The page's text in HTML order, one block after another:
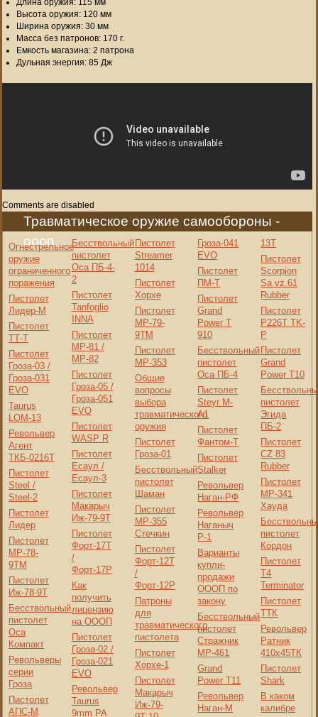
Длина оружия: 115 мм
Высота оружия: 120 мм
Ширина оружия: 30 мм
Масса без патронов: 170 г.
Емкость магазина: 2 патрона
Дульная энергия: 85 Дж
Comments are disabled
Травматическое оружие самообороны -
оооп
Огнестрельное
оружие
ограниченного
поражения
Пистолет
Лидер-М
Пистолет
ТТ-Т
Пистолет
Гроза-03 /
Гроза-031
EVO
Taurus
LOM-13
Револьвер
Агент
ТКБ-0216Т
Пистолет
Steel /
Steel-2
Пистолет
Лидер
Пистолет
МР-78-
9ТМ
Пистолет
Иж-78-9Т
Бесствольный
пистолет
Оса
Компакт
Револьверы
серии
Гроза
Пистолет
АПС-М
Бесствольный
пистолет
Оса ПБ-4-
2
Пистолет
Tanfoglio
INNA
Пистолет
МР-81 /
МР-82
Пистолет
Гроза-05 /
Гроза-051
EVO
Пистолет
WASP R
Пистолет
Есаул /
Есаул-3
Пистолет
Макарыч
Иж-79-9Т
Пистолет
Форт-17T
/
Форт-17P
Как
получить
лицензию
на ОООП
Пистолет
Гроза-02 /
Гроза-021
EVO
Револьвер
Taurus
9mm PA
Пистолет
Streamer
1014
Пистолет
Хорхе
Пистолет
МР-79-
9ТМ
Пистолет
МР-353
Общие
вопросы
выбора
травматического
оружия
Пистолет
Гроза-01
Бесствольный
пистолет
Шаман
Пистолет
МР-355
Стечкин
Пистолет
Форт-12T
/
Форт-12P
Патроны
для
травматического
пистолета
Пистолет
Хорхе-1
Пистолет
Макарыч
Иж-79-
Гроза-041
EVO
Пистолет
ПМ-Т
Пистолет
Grand
Power T
910
Бесствольный
пистолет
Оса ПБ-4
Пистолет
Steyr M-
A1
Пистолет
Фантом-Т
Пистолет
Stalker
Револьвер
Наган-РФ
Револьвер
Наганыч
Р-1
Варианты
купли-
продажи
ОООП по
закону
Бесствольный
пистолет
Стражник
МР-461
Grand
Power T11
Револьвер
Наган-М
13Т
Пистолет
Scorpion
Sa vz.61
Rubber
Пистолет
P226T TK-
P
Пистолет
Grand
Power T10
пистолет
Эгида
ПБ-2
Пистолет
CZ 83
Rubber
Пистолет
МР-341
Хауда
пистолет
Кордон
Пистолет
Т4
Terminator
Пистолет
ТТК
Револьвер
Ратник
410x45ТК
Пистолет
Shark
В каком
калибре